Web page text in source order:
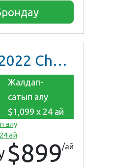
Chevrolet Equinox
Жалдап-
сатып алу
$1,099 x 24 ай
алу
ай
$899/ай